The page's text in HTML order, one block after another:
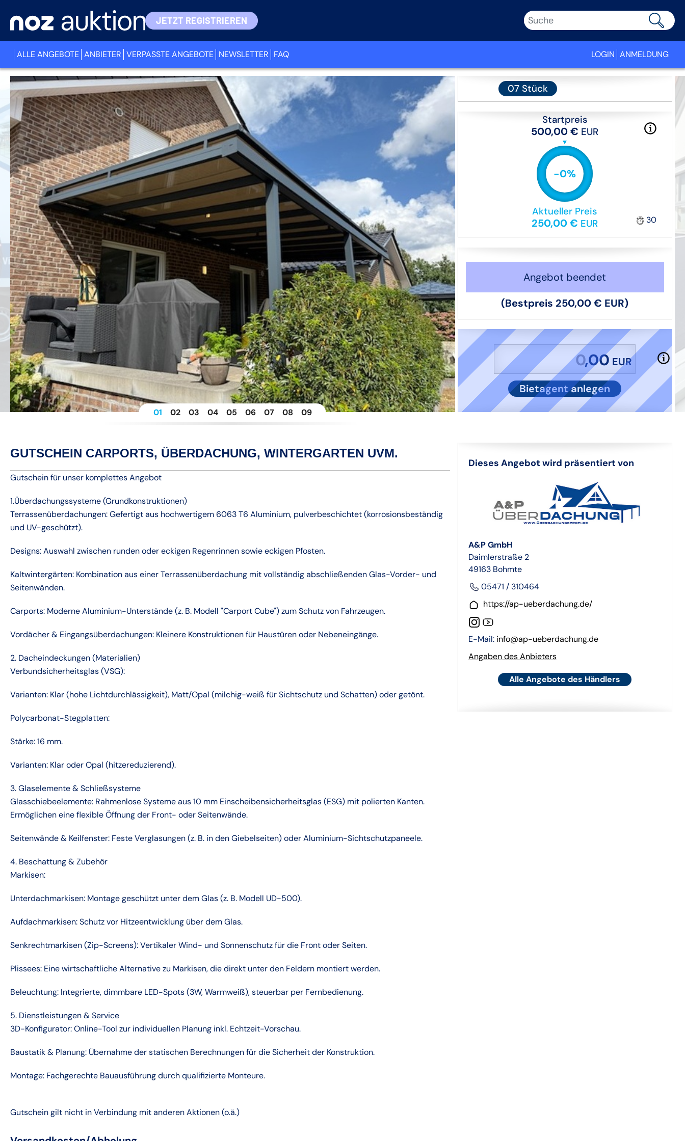
JETZT REGISTRIEREN
ALLE ANGEBOTE ANBIETER VERPASSTE ANGEBOTE NEWSLETTER FAQ LOGIN ANMELDUNG
1 2 3 4 5 6 7 8 9
07Stück
30
Startpreis
500,00 € EUR
-0%
Aktueller Preis
250,00 € EUR
Angebot beendet
(Bestpreis 250,00 € EUR)
,00 EUR
Bietagent anlegen
GUTSCHEIN CARPORTS, ÜBERDACHUNG, WINTERGARTEN UVM.
Gutschein für unser komplettes Angebot
1.Überdachungssysteme (Grundkonstruktionen)
Terrassenüberdachungen: Gefertigt aus hochwertigem 6063 T6 Aluminium, pulverbeschichtet (korrosionsbeständig
und UV-geschützt).
Designs: Auswahl zwischen runden oder eckigen Regenrinnen sowie eckigen Pfosten.
Kaltwintergärten: Kombination aus einer Terrassenüberdachung mit vollständig abschließenden Glas-Vorder- und
Seitenwänden.
Carports: Moderne Aluminium-Unterstände (z. B. Modell "Carport Cube") zum Schutz von Fahrzeugen.
Vordächer & Eingangsüberdachungen: Kleinere Konstruktionen für Haustüren oder Nebeneingänge.
2. Dacheindeckungen (Materialien)
Verbundsicherheitsglas (VSG):
Varianten: Klar (hohe Lichtdurchlässigkeit), Matt/Opal (milchig-weiß für Sichtschutz und Schatten) oder getönt.
Polycarbonat-Stegplatten:
Stärke: 16 mm.
Varianten: Klar oder Opal (hitzereduzierend).
3. Glaselemente & Schließsysteme
Glasschiebeelemente: Rahmenlose Systeme aus 10 mm Einscheibensicherheitsglas (ESG) mit polierten Kanten.
Ermöglichen eine flexible Öffnung der Front- oder Seitenwände.
Seitenwände & Keilfenster: Feste Verglasungen (z. B. in den Giebelseiten) oder Aluminium-Sichtschutzpaneele.
4. Beschattung & Zubehör
Markisen:
Unterdachmarkisen: Montage geschützt unter dem Glas (z. B. Modell UD-500).
Aufdachmarkisen: Schutz vor Hitzeentwicklung über dem Glas.
Senkrechtmarkisen (Zip-Screens): Vertikaler Wind- und Sonnenschutz für die Front oder Seiten.
Plissees: Eine wirtschaftliche Alternative zu Markisen, die direkt unter den Feldern montiert werden.
Beleuchtung: Integrierte, dimmbare LED-Spots (3W, Warmweiß), steuerbar per Fernbedienung.
5. Dienstleistungen & Service
3D-Konfigurator: Online-Tool zur individuellen Planung inkl. Echtzeit-Vorschau.
Baustatik & Planung: Übernahme der statischen Berechnungen für die Sicherheit der Konstruktion.
Montage: Fachgerechte Bauausführung durch qualifizierte Monteure.
Gutschein gilt nicht in Verbindung mit anderen Aktionen (o.ä.)
Dieses Angebot wird präsentiert von
A&P GmbH
Daimlerstraße 2
49163 Bohmte
05471 / 310464
https://ap-ueberdachung.de/
E-Mail: info@ap-ueberdachung.de
Angaben des Anbieters
Alle Angebote des Händlers